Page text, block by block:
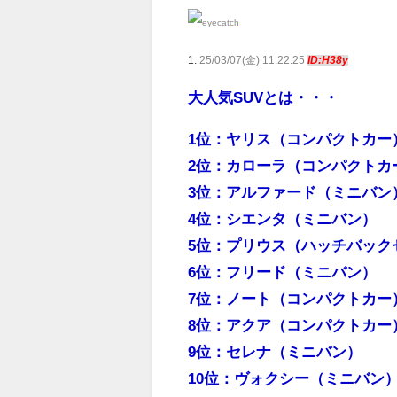
1: 25/03/07(金) 11:22:25ID:H38y
大人気SUVとは・・・
1位：ヤリス（コンパクトカー
2位：カローラ（コンパクトカ
3位：アルファード（ミニバン
4位：シエンタ（ミニバン）
5位：プリウス（ハッチバック
6位：フリード（ミニバン）
7位：ノート（コンパクトカー
8位：アクア（コンパクトカー
9位：セレナ（ミニバン）
10位：ヴォクシー（ミニバン）